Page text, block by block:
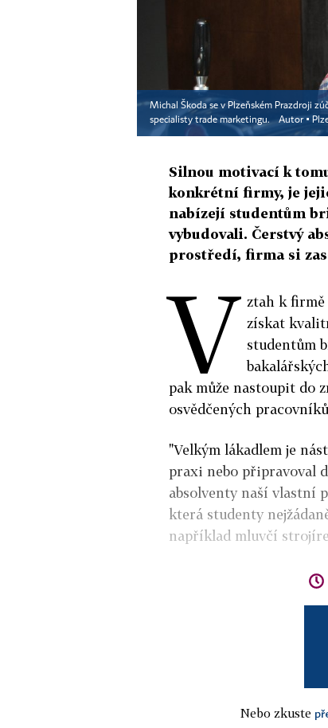
Michal Škoda se v Plzeňském Prazdroji
specialisty trade marketingu.
Autor ▪
Silnou motivací k
konkrétní firmy, je
nabízejí studentům
vybudovali. Čerstvý
prostředí, firma si
V ztah k firmě
získat
studentům
pak může nastoupit do
osvědčených
"Velkým lákadlem je
praxi nebo připravoval
absolventy naší vlastní
která studenty
například mluvčí
Nebo zkuste